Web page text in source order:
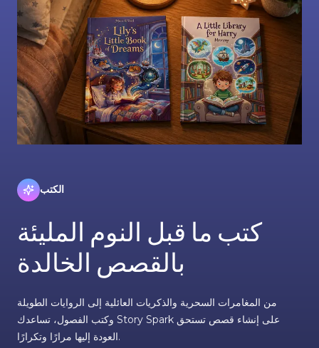
الكتب
كتب ما قبل النوم المليئة
بالقصص الخالدة
من المغامرات السحرية والذكريات العائلية إلى الروايات الطويلة
وكتب الفصول، تساعدك Story Spark على إنشاء قصص تستحق
العودة إليها مرارًا وتكرارًا.